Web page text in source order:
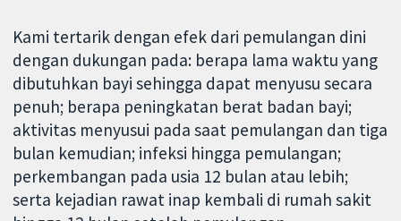
Kami tertarik dengan efek dari pemulangan dini
dengan dukungan pada: berapa lama waktu yang
dibutuhkan bayi sehingga dapat menyusu secara
penuh; berapa peningkatan berat badan bayi;
aktivitas menyusui pada saat pemulangan dan tiga
bulan kemudian; infeksi hingga pemulangan;
perkembangan pada usia 12 bulan atau lebih;
serta kejadian rawat inap kembali di rumah sakit